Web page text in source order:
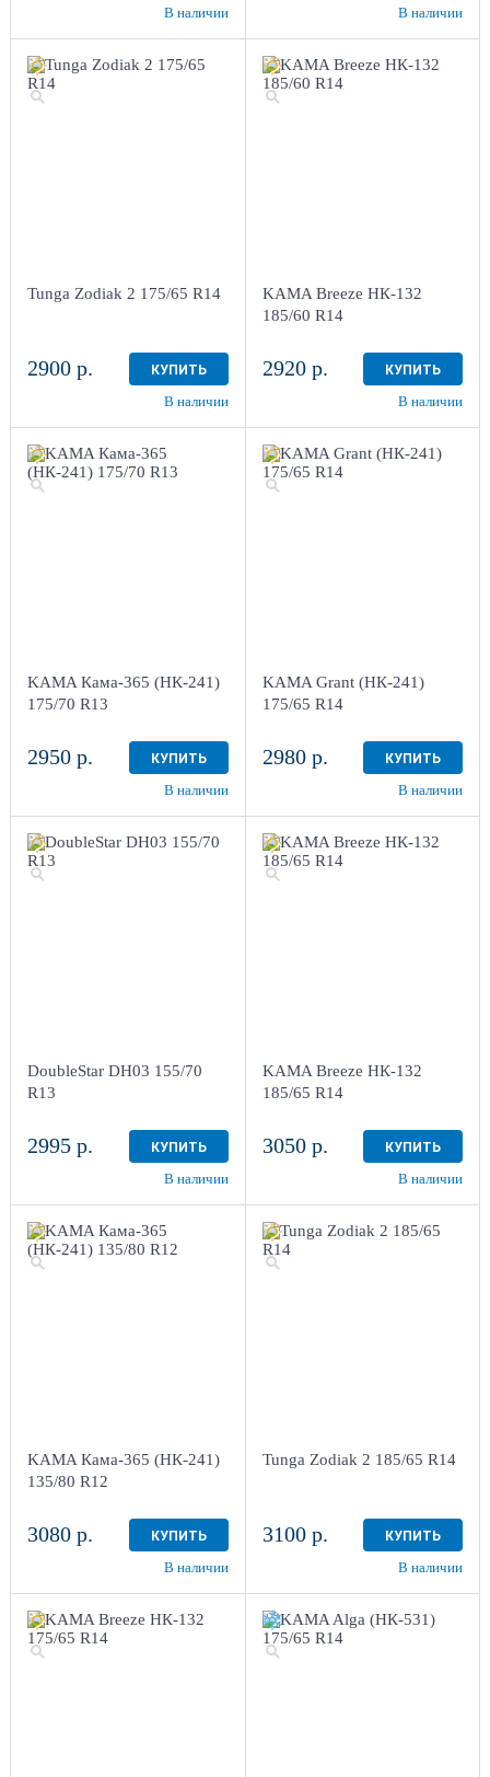
В наличии В наличии
Tunga Zodiak 2 175/65 R14
2900 р. КУПИТЬ
В наличии
KAMA Breeze НК-132
185/60 R14
2920 р. КУПИТЬ
В наличии
KAMA Кама-365 (НК-241)
175/70 R13
2950 р. КУПИТЬ
В наличии
KAMA Grant (НК-241)
175/65 R14
2980 р. КУПИТЬ
В наличии
DoubleStar DH03 155/70
R13
2995 р. КУПИТЬ
В наличии
KAMA Breeze НК-132
185/65 R14
3050 р. КУПИТЬ
В наличии
KAMA Кама-365 (НК-241)
135/80 R12
3080 р. КУПИТЬ
В наличии
Tunga Zodiak 2 185/65 R14
3100 р. КУПИТЬ
В наличии